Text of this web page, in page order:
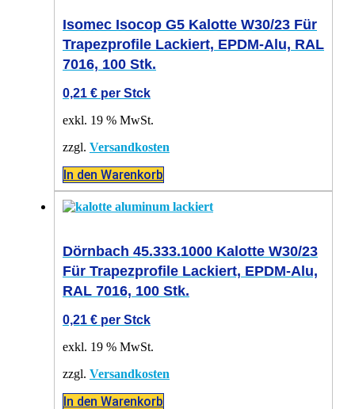
Isomec Isocop G5 Kalotte W30/23 Für
Trapezprofile Lackiert, EPDM-Alu, RAL
7016, 100 Stk.
0,21 € per Stck
exkl. 19 % MwSt.
zzgl. Versandkosten
In den Warenkorb
Dörnbach 45.333.1000 Kalotte W30/23
Für Trapezprofile Lackiert, EPDM-Alu,
RAL 7016, 100 Stk.
0,21 € per Stck
exkl. 19 % MwSt.
zzgl. Versandkosten
In den Warenkorb